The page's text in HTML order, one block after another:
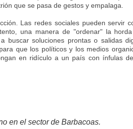
que se pasa de gestos y empalaga
Las redes sociales pueden servir
una manera de "ordenar" la
buscar soluciones prontas o salidas
que los políticos y los medios
en ridículo a un país con ínfulas de
en el sector de Barbacoas.